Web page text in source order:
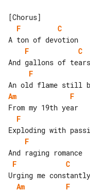
F
C
F
C
F
Am
F
F
F
F
C
Am
F